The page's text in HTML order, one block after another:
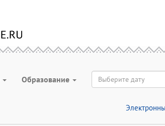
Образование